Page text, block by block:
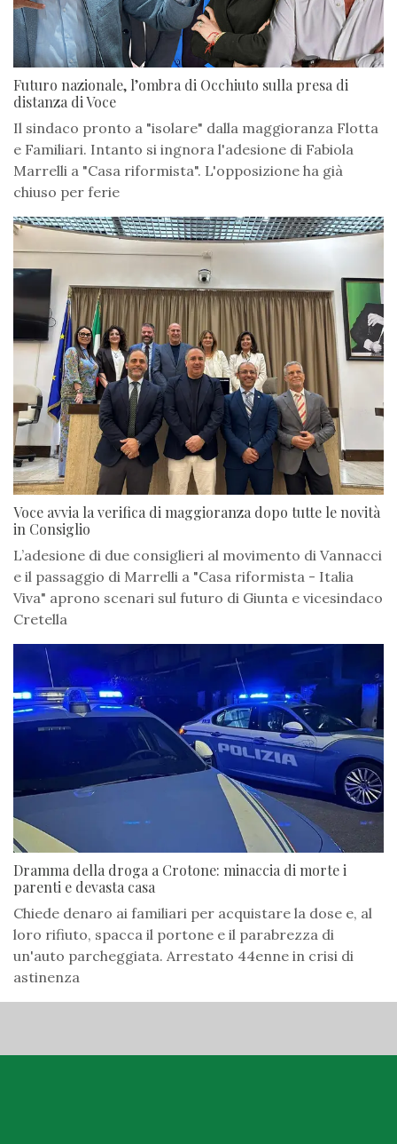
Futuro nazionale, l’ombra di Occhiuto sulla presa di
distanza di Voce
Il sindaco pronto a "isolare" dalla maggioranza Flotta
e Familiari. Intanto si ingnora l'adesione di Fabiola
Marrelli a "Casa riformista". L'opposizione ha già
chiuso per ferie
Voce avvia la verifica di maggioranza dopo tutte le novità
in Consiglio
L’adesione di due consiglieri al movimento di Vannacci
e il passaggio di Marrelli a "Casa riformista - Italia
Viva" aprono scenari sul futuro di Giunta e vicesindaco
Cretella
Dramma della droga a Crotone: minaccia di morte i
parenti e devasta casa
Chiede denaro ai familiari per acquistare la dose e, al
loro rifiuto, spacca il portone e il parabrezza di
un'auto parcheggiata. Arrestato 44enne in crisi di
astinenza